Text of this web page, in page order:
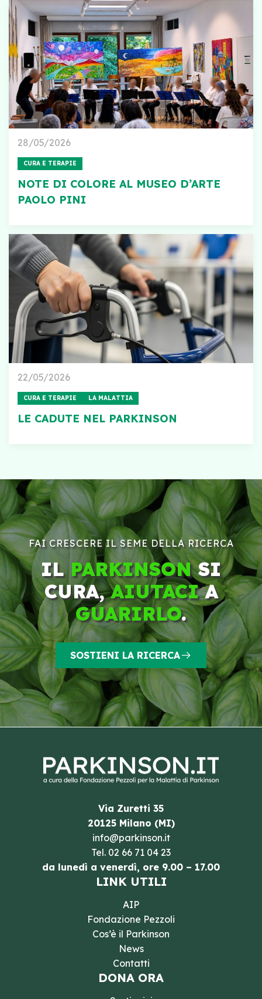
28/05/2026
CURA E TERAPIE
NOTE DI COLORE AL MUSEO D’ARTE
PAOLO PINI
22/05/2026
CURA E TERAPIE LA MALATTIA
LE CADUTE NEL PARKINSON
FAI CRESCERE IL SEME DELLA RICERCA
ILPARKINSONSI
CURA,AIUTACIA
GUARIRLO.
SOSTIENI LA RICERCA
Via Zuretti 35
20125 Milano (MI)
info@parkinson.it
Tel. 02 66 71 04 23
da lunedì a venerdì, ore 9.00 – 17.00
LINK UTILI
AIP
Fondazione Pezzoli
Cos’è il Parkinson
News
Contatti
DONA ORA